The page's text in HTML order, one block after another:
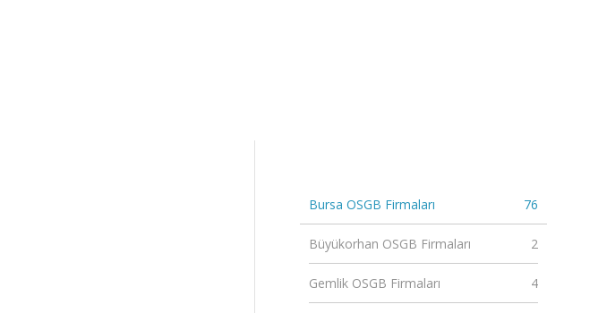
Bursa OSGB Firmaları 76
Büyükorhan OSGB Firmaları 2
Gemlik OSGB Firmaları 4